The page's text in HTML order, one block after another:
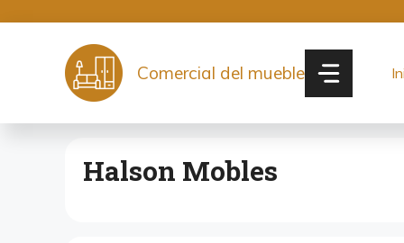
contenido
Comercial del mueble
Halson Mobles